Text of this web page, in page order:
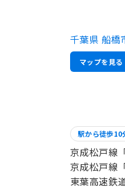
千葉県 船橋
マップを見る
駅から徒歩10
京成松戸線
京成松戸線
東葉高速鉄